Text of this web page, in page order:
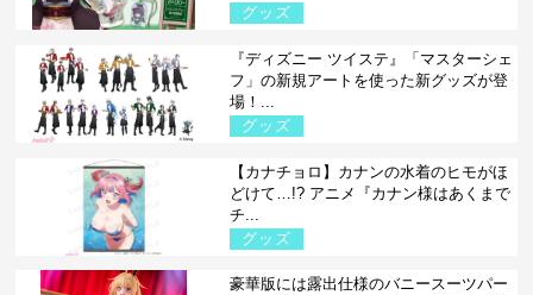
グッズ
『ディズニー ツイステ』「マスターシェ
フ」の新規アートを使った新グッズが登
場！...
グッズ
【カナチョロ】カナンの水着のヒモがほ
どけて…!? アニメ『カナン様はあくまで
チ...
グッズ
豪華版には露出仕様のバニースーツパー